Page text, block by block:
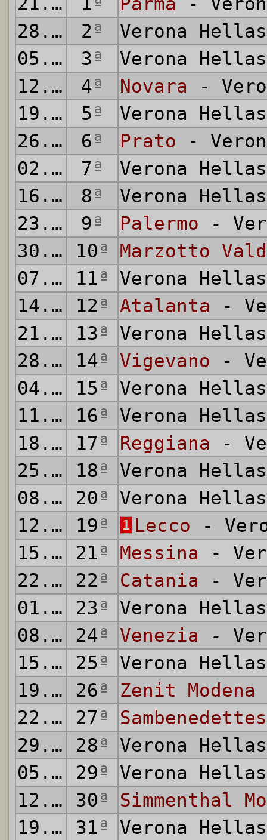
28.09.1958
2ª
Verona
05.10.1958
3ª
Verona
12.10.1958
4ª Novara -
19.10.1958
5ª
Verona
26.10.1958
6ª Prato -
02.11.1958
7ª
Verona
16.11.1958
8ª
Verona
23.11.1958
9ª Palermo -
30.11.1958
10ª
Marzotto
07.12.1958
11ª
Verona
14.12.1958
12ª Atalanta -
21.12.1958
13ª
Verona
28.12.1958
14ª Vigevano -
04.01.1959
15ª
Verona
11.01.1959
16ª
Verona
18.01.1959
17ª Reggiana -
25.01.1959
18ª
Verona
08.02.1959
20ª
Verona
12.02.1959
19ª 1 Lecco -
15.02.1959
21ª Messina -
22.02.1959
22ª Catania -
01.03.1959
23ª
Verona
08.03.1959
24ª Venezia -
15.03.1959
25ª
Verona
19.03.1959
26ª Zenit Modena
22.03.1959
27ª
29.03.1959
28ª
Verona
05.04.1959
29ª
Verona
12.04.1959
30ª
Simmenthal
19.04.1959
31ª
Verona